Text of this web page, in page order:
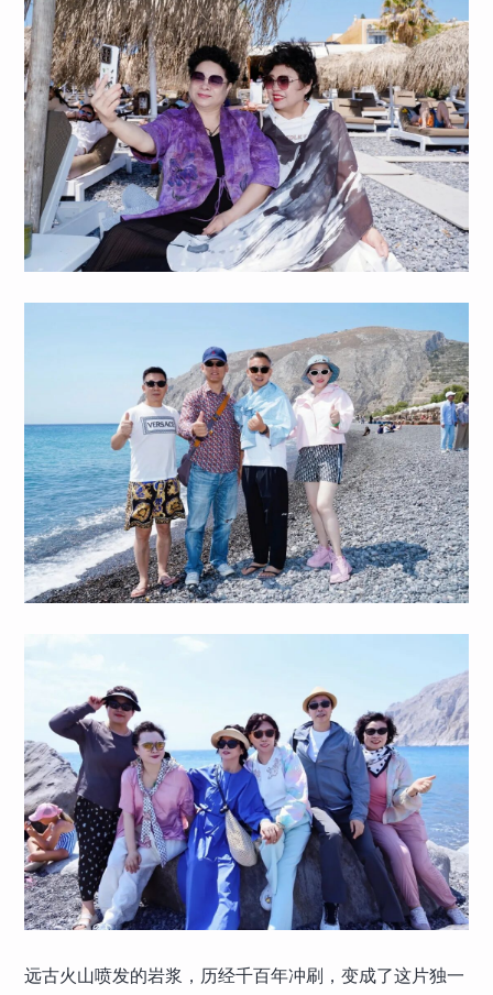
远古火山喷发的岩浆，历经千百年冲刷，变成了这片独一